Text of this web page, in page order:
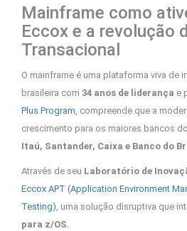
Mainframe como
Eccox e a revolução
Transacional
O mainframe é uma plataforma viva de
brasileira com 34 anos de liderança e
Plus Program, compreende que a
crescimento para os maiores bancos
Itaú, Santander, Caixa e Banco do
Através de seu Laboratório de
Eccox APT (Application Environment
Testing), uma solução disruptiva que
para z/OS.